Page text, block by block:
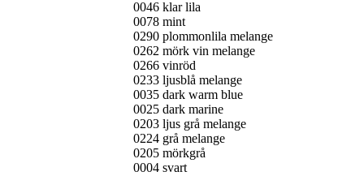
0046 klar lila
0078 mint
0290 plommonlila melange
0262 mörk vin melange
0266 vinröd
0233 ljusblå melange
0035 dark warm blue
0025 dark marine
0203 ljus grå melange
0224 grå melange
0205 mörkgrå
0004 svart